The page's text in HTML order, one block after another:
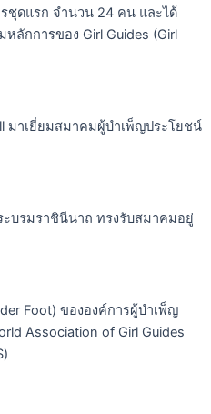
ชุดแรก จำนวน 24 คน และได้
ลักการของ Girl Guides (Girl
มาเยี่ยมสมาคมผู้บำเพ็ญประโยชน์
ะบรมราชินีนาถ ทรงรับสมาคมอยู่
Foot) ขององค์การผู้บำเพ็ญ
Association of Girl Guides